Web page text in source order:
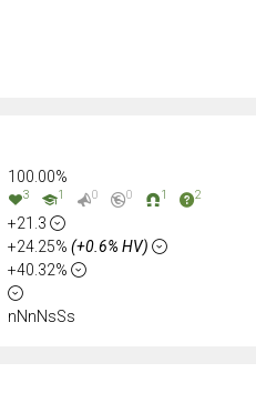
100.00%
3 1 0 0 1 2
+21.3
+24.25% (+0.6% HV)
+40.32%
nNnNsSs